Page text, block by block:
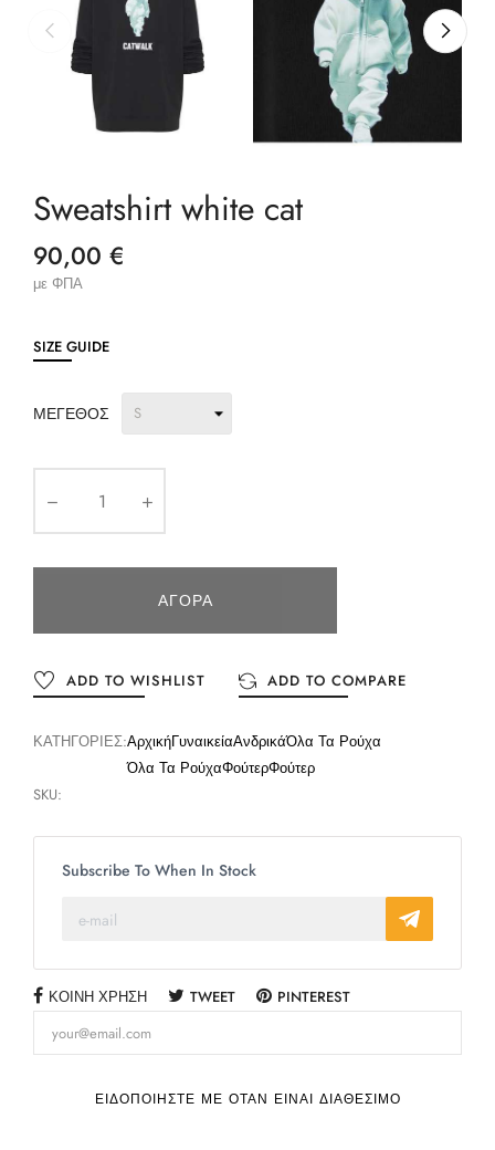
Sweatshirt white cat
90,00 €
με ΦΠΑ
SIZE GUIDE
ΜΈΓΕΘΟΣ
ΑΓΟΡΆ
ADD TO WISHLIST ADD TO COMPARE
ΚΑΤΗΓΟΡΊΕΣ:ΑρχικήΓυναικείαΑνδρικάΌλα Τα Ρούχα
Όλα Τα ΡούχαΦούτερΦούτερ
SKU:
Subscribe To When In Stock
ΚΟΙΝΉ ΧΡΉΣΗ TWEET PINTEREST
ΕΙΔΟΠΟΙΉΣΤΕ ΜΕ ΌΤΑΝ ΕΊΝΑΙ ΔΙΑΘΈΣΙΜΟ